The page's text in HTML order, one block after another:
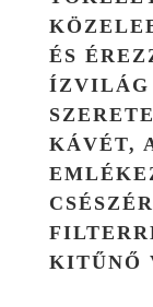
ÉS
ÍZVILÁG
KÁVÉT,
KITŰNŐ